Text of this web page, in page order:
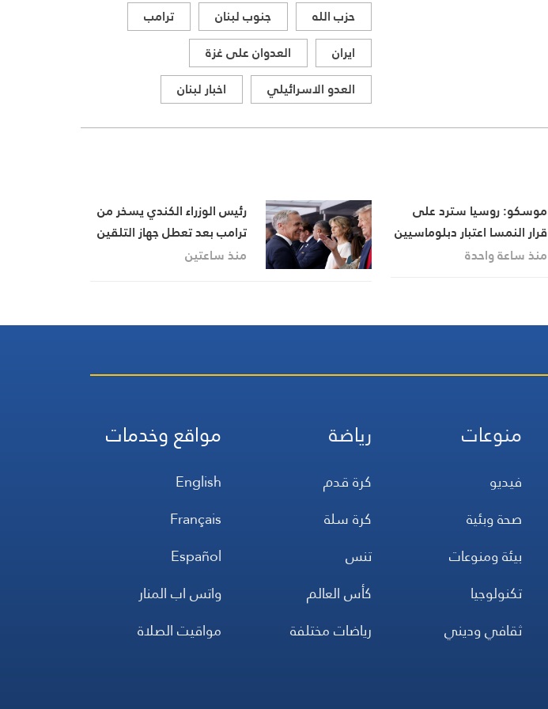
حزب الله جنوب لبنان
ترامب
ايران
العدوان على غزة
العدو الاسرائيلي
اخبار لبنان
موسكو: روسيا سترد على
قرار النمسا اعتبار دبلوماسيين
روس أشخاصا غير مرغوب فيهم
منذ ساعة واحدة
رئيس الوزراء الكندي يسخر من
ترامب بعد تعطل جهاز التلقين
منذ ساعتين
منوعات
فيديو
صحة وبئية
بيئة ومنوعات
تكنولوجيا
ثقافي وديني
رياضة
كرة قدم
كرة سلة
تنس
كأس العالم
رياضات مختلفة
مواقع وخدمات
English
Français
Español
واتس اب المنار
مواقيت الصلاة